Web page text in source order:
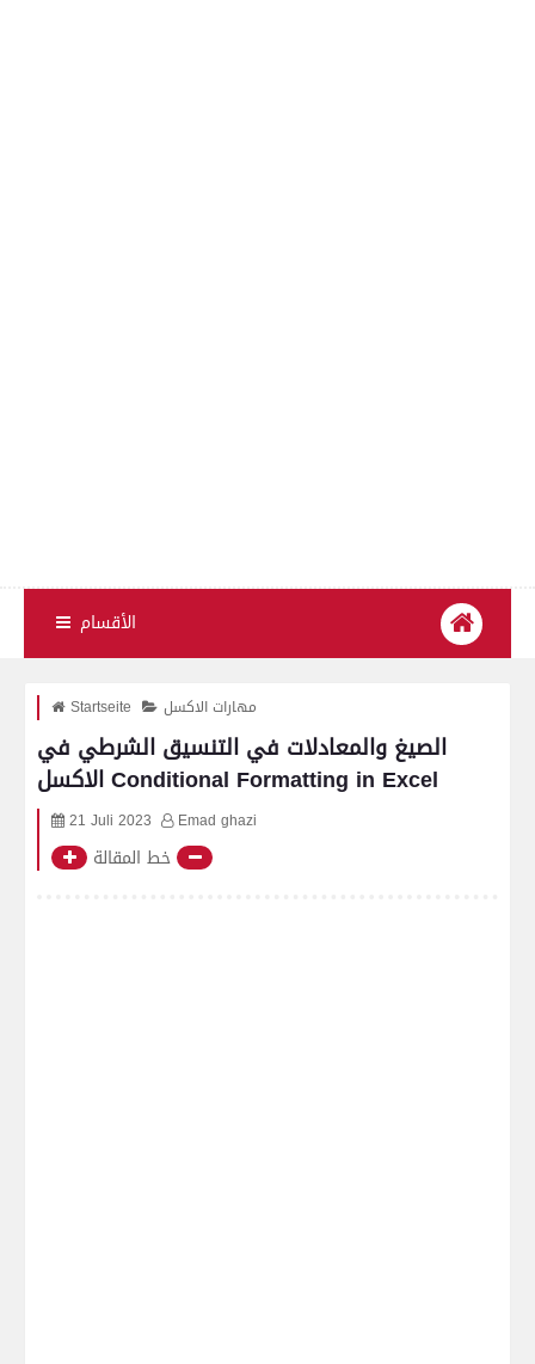
الأقسام
Startseite مهارات الاكسل
الصيغ والمعادلات في التنسيق الشرطي في
الاكسل Conditional Formatting in Excel
21 Juli 2023 Emad ghazi
خط المقالة